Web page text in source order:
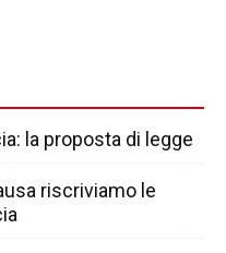
la proposta di legge
riscriviamo le